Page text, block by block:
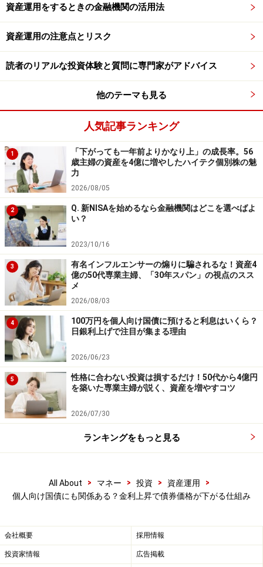
※謝礼付きの限定アンケートやモニター企画に参加が可能に
なります
資産運用をするときの金融機関の活用法
資産運用の注意点とリスク
読者のリアルな投資体験と質問に専門家がアドバイス
他のテーマも見る
人気記事ランキング
1
「下がっても一年前よりかなり上」の成長率。56
歳主婦の資産を4億に増やしたハイテク個別株の魅
力
2026/08/05
2
Q. 新NISAを始めるなら金融機関はどこを選べばよ
い？
2023/10/16
3
有名インフルエンサーの煽りに騙されるな！資産4
億の50代専業主婦、「30年スパン」の視点のスス
メ
2026/08/03
4
100万円を個人向け国債に預けると利息はいくら？
日銀利上げで注目が集まる理由
2026/06/23
5
性格に合わない投資は損するだけ！50代から4億円
を築いた専業主婦が説く、資産を増やすコツ
2026/07/30
ランキングをもっと見る
All About > マネー > 投資 > 資産運用
>
個人向け国債にも関係ある？金利上昇で債券価格が下がる仕組み
会社概要 採用情報
投資家情報 広告掲載